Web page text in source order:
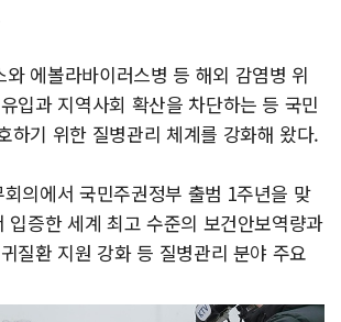
에볼라바이러스병 등 해외 감염병 위
입과 지역사회 확산을 차단하는 등 국민
하기 위한 질병관리 체계를 강화해 왔다.
의에서 국민주권정부 출범 1주년을 맞
입증한 세계 최고 수준의 보건안보역량과
질환 지원 강화 등 질병관리 분야 주요